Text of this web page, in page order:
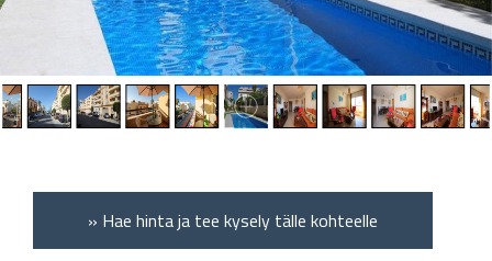
» Hae hinta ja tee kysely tälle kohteelle